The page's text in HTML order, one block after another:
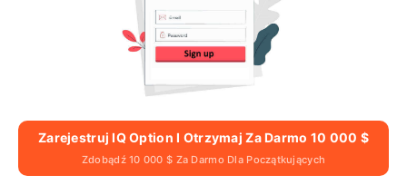
Zarejestruj IQ Option I Otrzymaj Za Darmo 10 000 $
Zdobądź 10 000 $ Za Darmo Dla Początkujących